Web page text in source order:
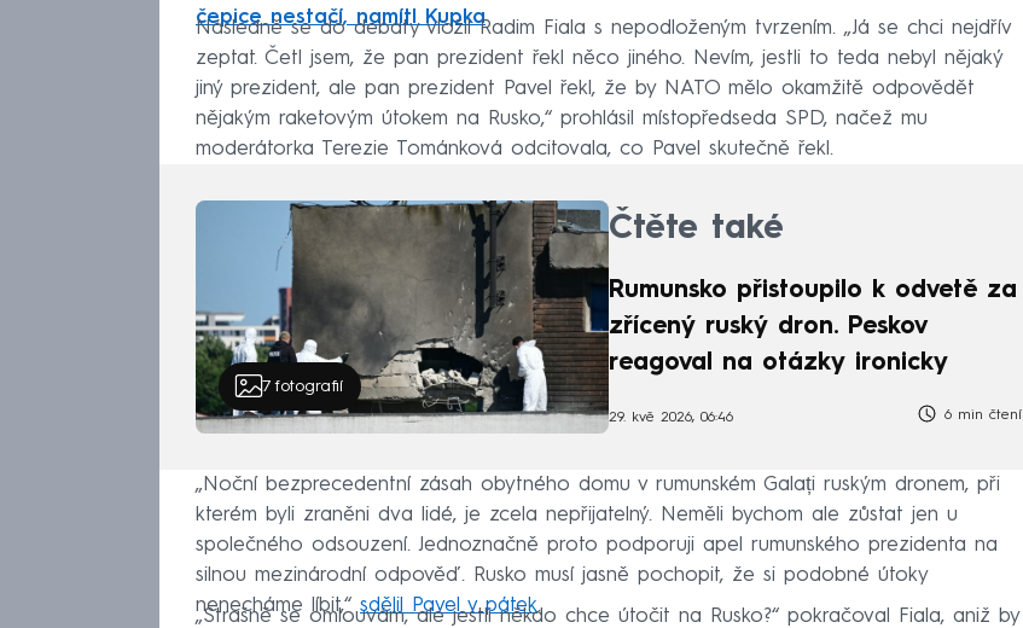
čepice nestačí, namítl Kupka
Následně se do debaty vložil Radim Fiala s nepodloženým tvrzením. „Já se chci nejdřív
zeptat. Četl jsem, že pan prezident řekl něco jiného. Nevím, jestli to teda nebyl nějaký
jiný prezident, ale pan prezident Pavel řekl, že by NATO mělo okamžitě odpovědět
nějakým raketovým útokem na Rusko,“ prohlásil místopředseda SPD, načež mu
moderátorka Terezie Tománková odcitovala, co Pavel skutečně řekl.
7 fotografií
Čtěte také
Rumunsko přistoupilo k odvetě za
zřícený ruský dron. Peskov
reagoval na otázky ironicky
29. kvě 2026, 06:46 6 min čtení
„Noční bezprecedentní zásah obytného domu v rumunském Galați ruským dronem, při
kterém byli zraněni dva lidé, je zcela nepřijatelný. Neměli bychom ale zůstat jen u
společného odsouzení. Jednoznačně proto podporuji apel rumunského prezidenta na
silnou mezinárodní odpověď. Rusko musí jasně pochopit, že si podobné útoky
nenecháme líbit,“ sdělil Pavel v pátek.
„Strašně se omlouvám, ale jestli někdo chce útočit na Rusko?“ pokračoval Fiala, aniž by